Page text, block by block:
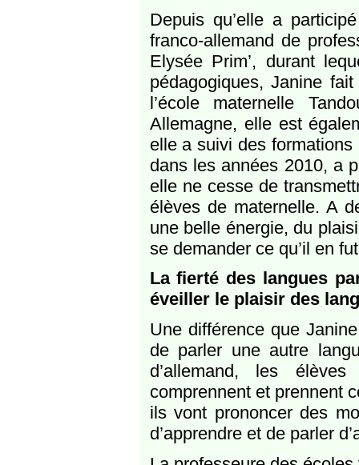
Depuis qu’elle a
franco-allemand de
Elysée Prim’, durant
pédagogiques, Janine
l’école maternelle
Allemagne, elle est
elle a suivi des formations
dans les années 2010, a
elle ne cesse de
élèves de maternelle. A
une belle énergie, du
se demander ce qu’il en
La fierté des langues
éveiller le plaisir des
Une différence que
de parler une autre
d’allemand, les
comprennent et prennent
ils vont prononcer des
d’apprendre et de parler